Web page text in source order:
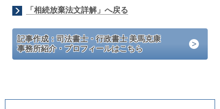
「相続放棄法文詳解」へ戻る
記事作成：司法書士・行政書士 美馬克康
事務所紹介・プロフィールはこちら